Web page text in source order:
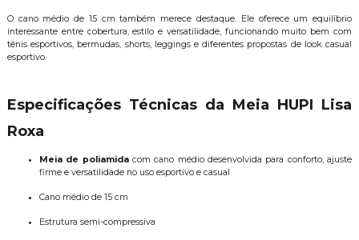
O cano médio de 15 cm também merece destaque. Ele oferece um equilíbrio
interessante entre cobertura, estilo e versatilidade, funcionando muito bem com
tênis esportivos, bermudas, shorts, leggings e diferentes propostas de look casual
esportivo.
Especificações Técnicas da Meia HUPI Lisa
Roxa
Meia de poliamidacom cano médio desenvolvida para conforto, ajuste
firme e versatilidade no uso esportivo e casual
Cano médio de 15 cm
Estrutura semi-compressiva